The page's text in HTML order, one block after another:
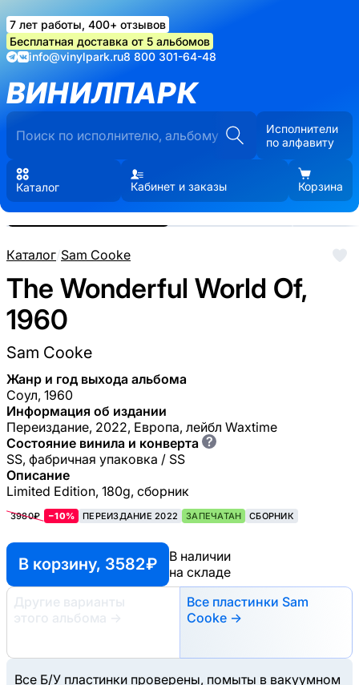
7 лет работы, 400+ отзывов
Бесплатная доставка от 5 альбомов
info@vinylpark.ru8 800 301-64-48
ВИНИЛПАРК
Исполнители
по алфавиту
Каталог Кабинет и заказы Корзина
Каталог/Sam Cooke
The Wonderful World Of,
1960
Sam Cooke
Жанр и год выхода альбома
Соул, 1960
Информация об издании
Переиздание, 2022, Европа, лейбл Waxtime
Состояние винила и конверта ?
SS, фабричная упаковка / SS
Описание
Limited Edition, 180g, сборник
3980₽ −10% ПЕРЕИЗДАНИЕ 2022 ЗАПЕЧАТАН СБОРНИК
В корзину, 3582 ₽
В наличии
на складе
Другие варианты
этого альбома
→
Все пластинки Sam
Cooke →
Все Б/У пластинки проверены, помыты в вакуумном
Реальные фото пластинки.
Нажмите, чтобы увеличить